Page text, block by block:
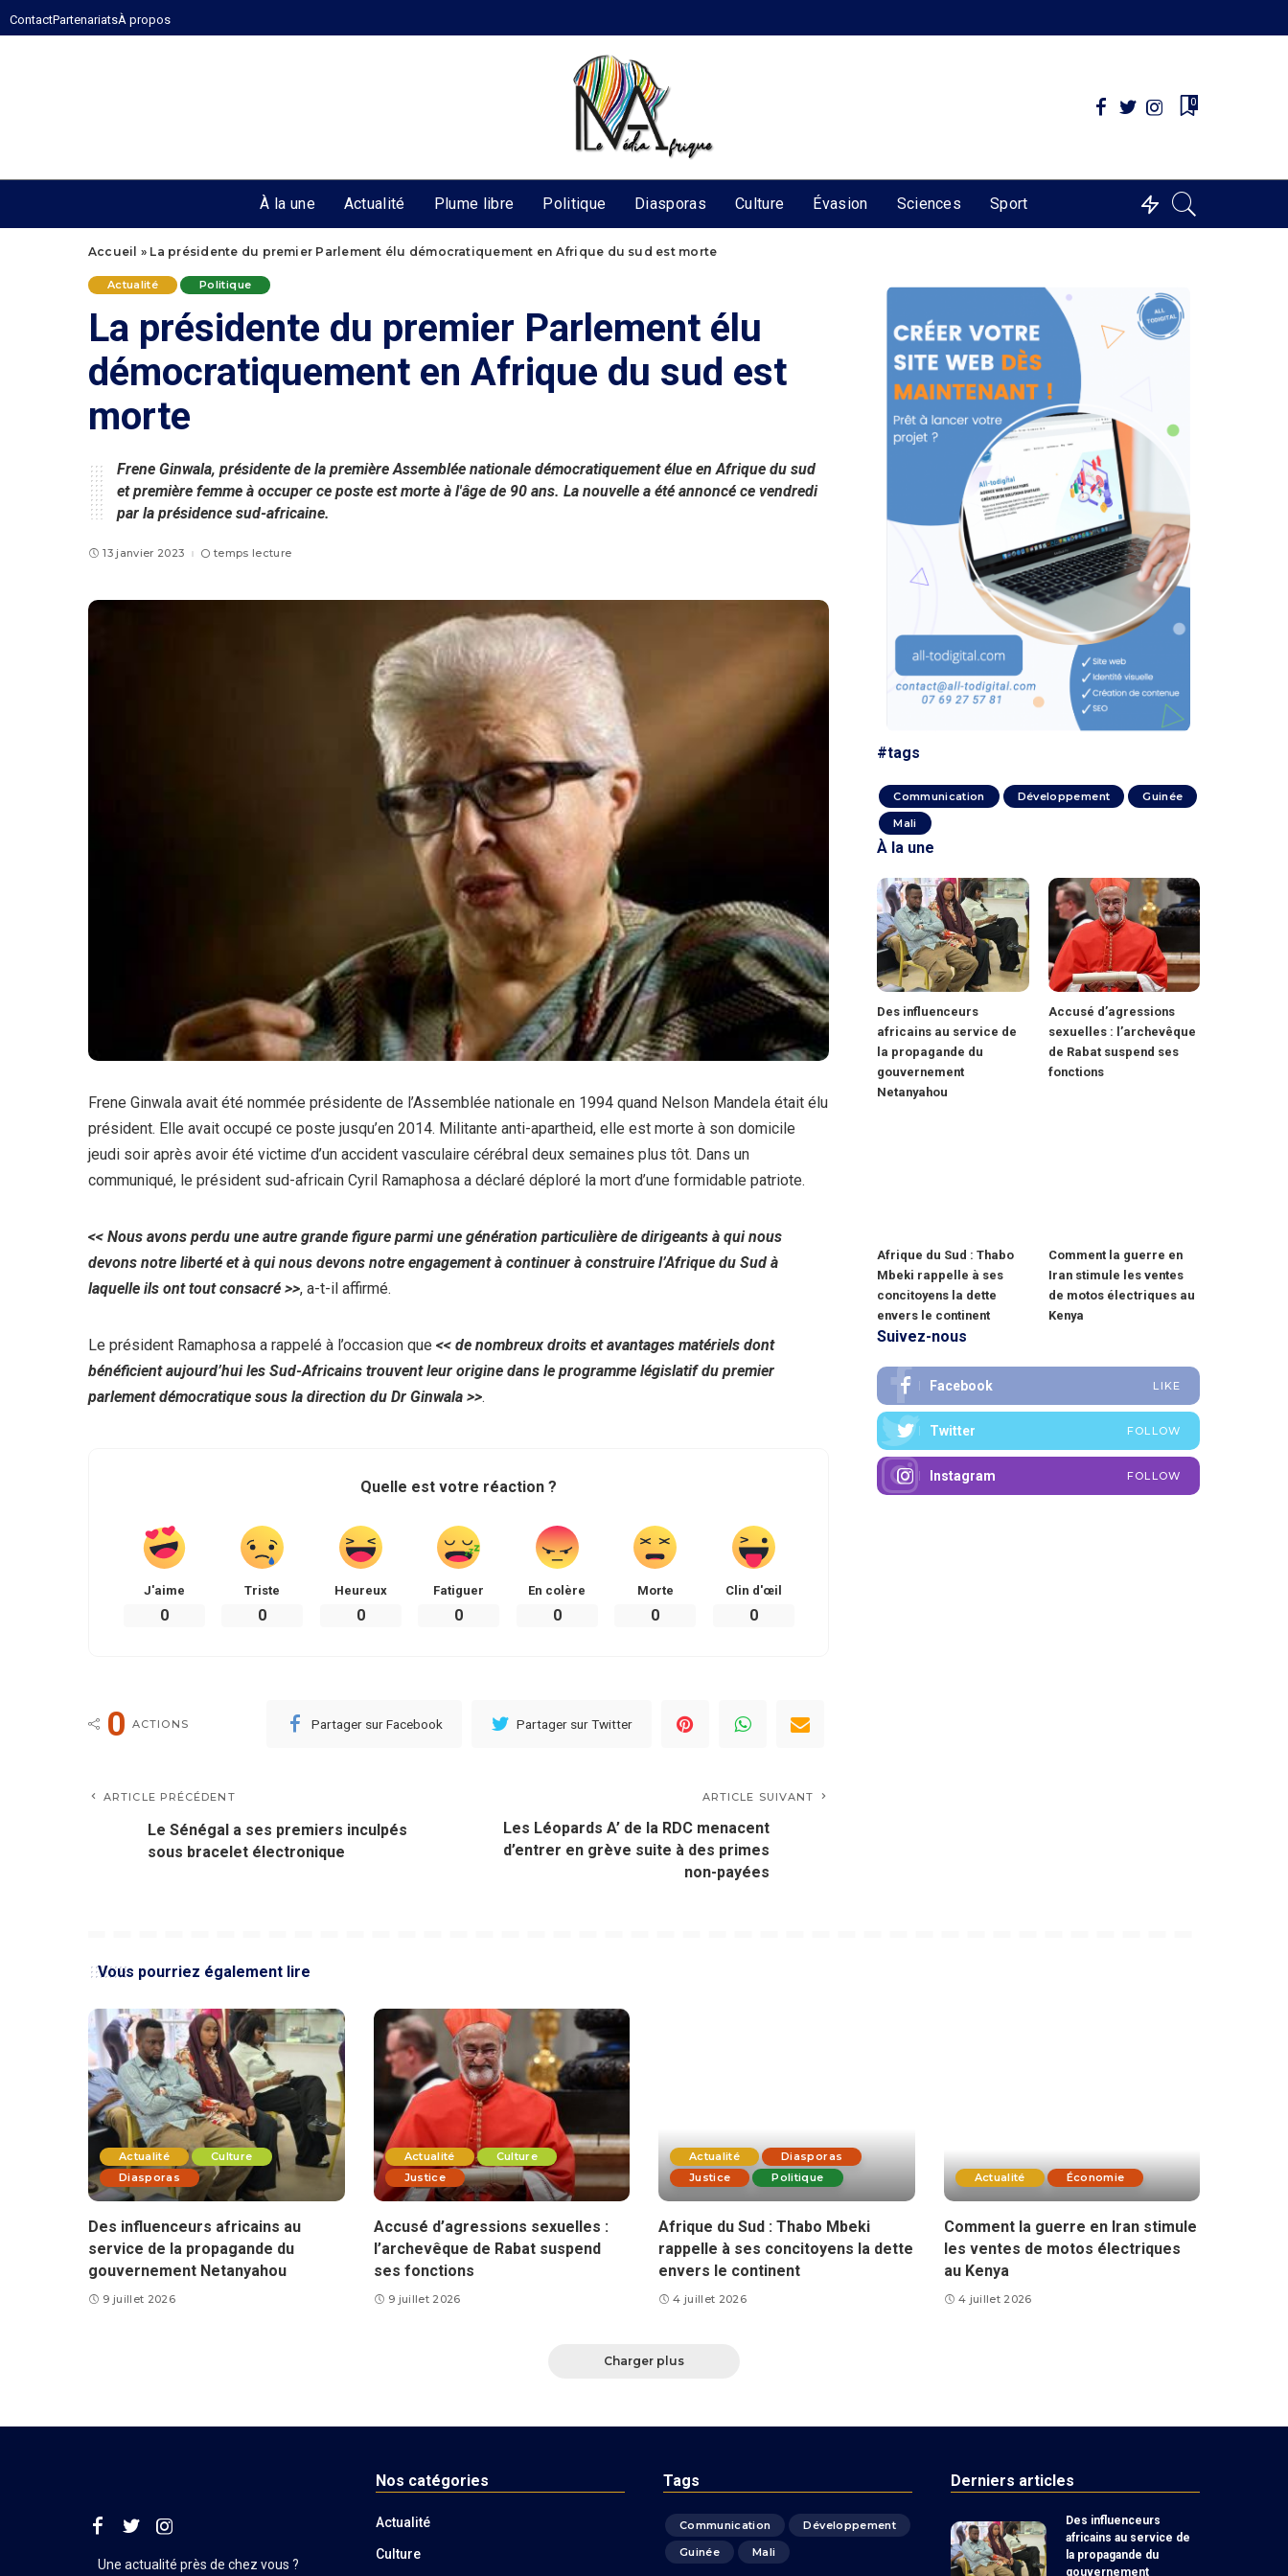
ContactPartenariatsÀ propos
0
À la une Actualité Plume libre Politique Diasporas Culture Évasion Sciences Sport
Accueil » La présidente du premier Parlement élu démocratiquement en Afrique du sud est morte
Actualité Politique
La présidente du premier Parlement élu
démocratiquement en Afrique du sud est
morte
Frene Ginwala, présidente de la première Assemblée nationale démocratiquement élue en Afrique du sud
et première femme à occuper ce poste est morte à l'âge de 90 ans. La nouvelle a été annoncé ce vendredi
par la présidence sud-africaine.
13 janvier 2023 temps lecture
Frene Ginwala avait été nommée présidente de l’Assemblée nationale en 1994 quand Nelson Mandela était élu
président. Elle avait occupé ce poste jusqu’en 2014. Militante anti-apartheid, elle est morte à son domicile
jeudi soir après avoir été victime d’un accident vasculaire cérébral deux semaines plus tôt. Dans un
communiqué, le président sud-africain Cyril Ramaphosa a déclaré déploré la mort d’une formidable patriote.
<< Nous avons perdu une autre grande figure parmi une génération particulière de dirigeants à qui nous
devons notre liberté et à qui nous devons notre engagement à continuer à construire l’Afrique du Sud à
laquelle ils ont tout consacré >>, a-t-il affirmé.
Le président Ramaphosa a rappelé à l’occasion que << de nombreux droits et avantages matériels dont
bénéficient aujourd’hui les Sud-Africains trouvent leur origine dans le programme législatif du premier
parlement démocratique sous la direction du Dr Ginwala >>.
Quelle est votre réaction ?
J'aime
0
Triste
0
Heureux
0
Fatiguer
0
En colère
0
Morte
0
Clin d'œil
0
0 ACTIONS Partager sur Facebook Partager sur Twitter
ARTICLE PRÉCÉDENT
Le Sénégal a ses premiers inculpés
sous bracelet électronique
ARTICLE SUIVANT
Les Léopards A’ de la RDC menacent
d’entrer en grève suite à des primes
non-payées
#tags
Communication Développement
Guinée
Mali
À la une
Des influenceurs
africains au service de
la propagande du
gouvernement
Netanyahou
Accusé d’agressions
sexuelles : l’archevêque
de Rabat suspend ses
fonctions
Afrique du Sud : Thabo
Mbeki rappelle à ses
concitoyens la dette
envers le continent
Comment la guerre en
Iran stimule les ventes
de motos électriques au
Kenya
Suivez-nous
Facebook LIKE
Twitter FOLLOW
Instagram FOLLOW
Vous pourriez également lire
Actualité
Culture
Diasporas
Des influenceurs africains au
service de la propagande du
gouvernement Netanyahou
9 juillet 2026
Actualité
Culture
Justice
Accusé d’agressions sexuelles :
l’archevêque de Rabat suspend
ses fonctions
9 juillet 2026
Actualité
Diasporas
Justice
Politique
Afrique du Sud : Thabo Mbeki
rappelle à ses concitoyens la dette
envers le continent
4 juillet 2026
Actualité Économie
Comment la guerre en Iran stimule
les ventes de motos électriques
au Kenya
4 juillet 2026
Charger plus
Une actualité près de chez vous ?
Nos catégories
Actualité
Culture
Tags
Communication
Développement
Guinée
Mali
Derniers articles
Des influenceurs
africains au service de
la propagande du
gouvernement